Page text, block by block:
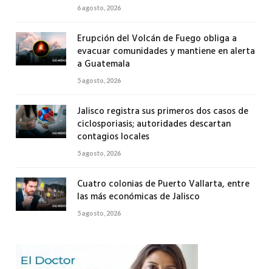
6 agosto, 2026
Erupción del Volcán de Fuego obliga a
evacuar comunidades y mantiene en alerta
a Guatemala
5 agosto, 2026
Jalisco registra sus primeros dos casos de
ciclosporiasis; autoridades descartan
contagios locales
5 agosto, 2026
Cuatro colonias de Puerto Vallarta, entre
las más económicas de Jalisco
5 agosto, 2026